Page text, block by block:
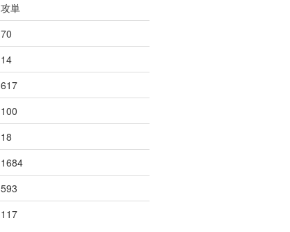
攻単
70
14
617
100
18
1684
593
117